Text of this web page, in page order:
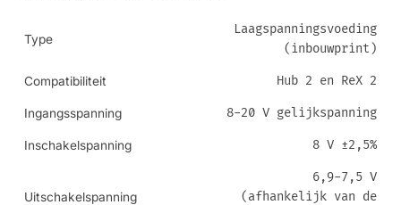
Type
Laagspanningsvoeding
(inbouwprint)
Compatibiliteit Hub 2 en ReX 2
Ingangsspanning 8-20 V gelijkspanning
Inschakelspanning 8 V ±2,5%
Uitschakelspanning
6,9-7,5 V
(afhankelijk van de